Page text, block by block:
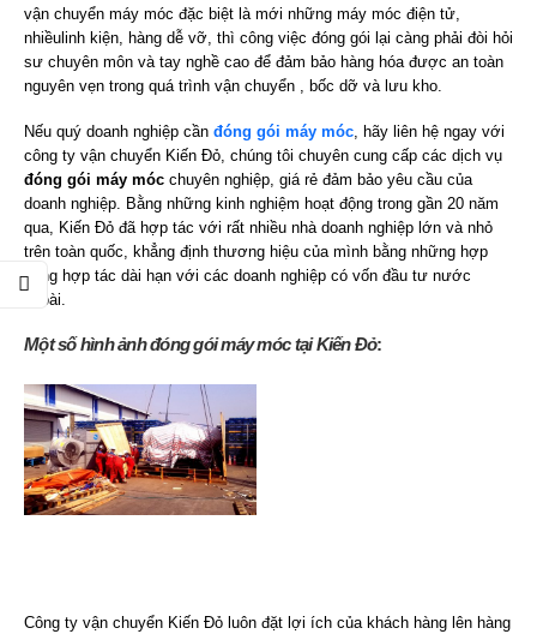
vận chuyển máy móc đặc biệt là mới những máy móc điện tử,
nhiềulinh kiện, hàng dễ vỡ, thì công việc đóng gói lại càng phải đòi hỏi
sư chuyên môn và tay nghề cao để đảm bảo hàng hóa được an toàn
nguyên vẹn trong quá trình vận chuyển , bốc dỡ và lưu kho.
Nếu quý doanh nghiệp cần đóng gói máy móc, hãy liên hệ ngay với
công ty vận chuyển Kiến Đỏ, chúng tôi chuyên cung cấp các dịch vụ
đóng gói máy móc chuyên nghiệp, giá rẻ đảm bảo yêu cầu của
doanh nghiệp. Bằng những kinh nghiệm hoạt động trong gần 20 năm
qua, Kiến Đỏ đã hợp tác với rất nhiều nhà doanh nghiệp lớn và nhỏ
trên toàn quốc, khẳng định thương hiệu của mình bằng những hợp
đồng hợp tác dài hạn với các doanh nghiệp có vốn đầu tư nước
ngoài.
Một số hình ảnhđóng gói máy móctại Kiến Đỏ:
Công ty vận chuyển Kiến Đỏ luôn đặt lợi ích của khách hàng lên hàng